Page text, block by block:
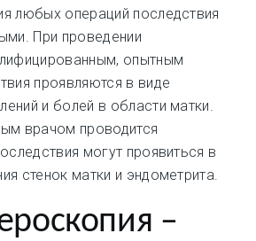
любых операций последствия
При проведении
опытным
проявляются в виде
и болей в области матки.
врачом проводится
могут проявиться в
стенок матки и эндометрита.
–